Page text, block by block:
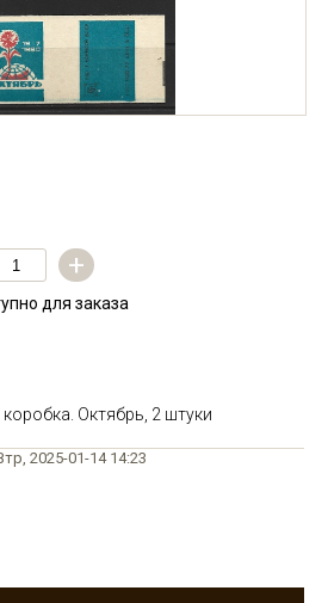
+
для заказа
Октябрь, 2 штуки
2025-01-14 14:23